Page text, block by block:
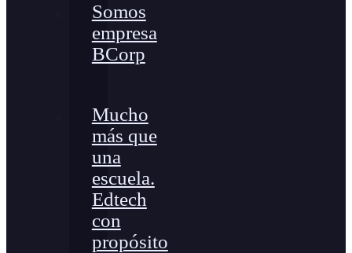
Somos
empresa
BCorp
Mucho
más que
una
escuela.
Edtech
con
propósito